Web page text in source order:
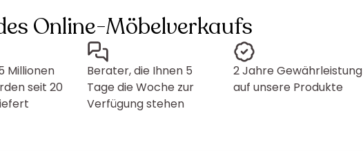
Online-Möbelverkaufs
Millionen
seit 20
Berater, die Ihnen 5
Tage die Woche zur
Verfügung stehen
2 Jahre Gewährleistung
auf unsere Produkte